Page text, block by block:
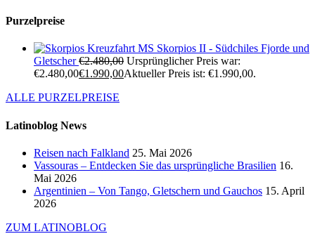
Purzelpreise
Kreuzfahrt MS Skorpios II - Südchiles Fjorde und
Gletscher €2.480,00 Ursprünglicher Preis war:
€2.480,00€1.990,00Aktueller Preis ist: €1.990,00.
ALLE PURZELPREISE
Latinoblog News
Reisen nach Falkland 25. Mai 2026
Vassouras – Entdecken Sie das ursprüngliche Brasilien 16.
Mai 2026
Argentinien – Von Tango, Gletschern und Gauchos 15. April
2026
ZUM LATINOBLOG